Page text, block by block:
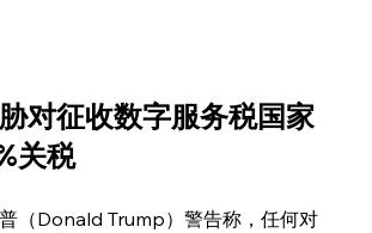
对征收数字服务税国家
关税
（Donald Trump）警告称，任何对